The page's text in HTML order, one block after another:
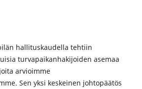
hallituskaudella tehtiin
turvapaikanhakijoiden asemaa
arvioimme
Sen yksi keskeinen johtopäätös